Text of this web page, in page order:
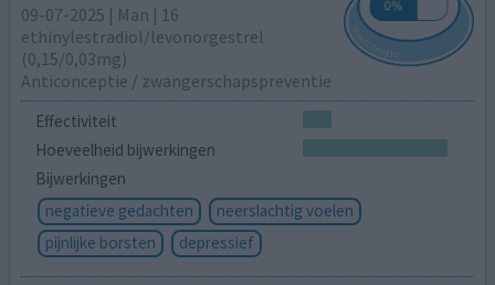
09-07-2025 | Man | 16
ethinylestradiol/levonorgestrel
(0,15/0,03mg)
Anticonceptie / zwangerschapspreventie
Effectiviteit
Hoeveelheid bijwerkingen
Bijwerkingen
negatieve gedachten
neerslachtig voelen
pijnlijke borsten
depressief